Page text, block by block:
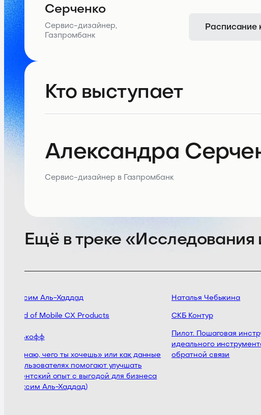
Серченко
Сервис-дизайнер,
Газпромбанк
Расписание
Кто выступает
Александра
Сервис-дизайнер в Газпромбанк
Ещё в треке «Исследования
Максим Аль-Хаддад
Head of Mobile CX Products
Тинькофф
«Я знаю, чего ты хочешь» или как данные
о пользователях помогают улучшать
клиентский опыт с выгодой для бизнеса
(Максим Аль-Хаддад)
Наталья Чебыкина
СКБ Контур
Пилот. Пошаговая
идеального
обратной связи